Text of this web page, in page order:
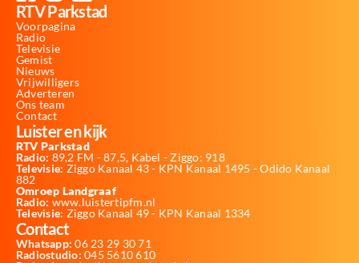
RTV Parkstad
Voorpagina
Radio
Televisie
Gemist
Nieuws
Vrijwilligers
Adverteren
Ons team
Contact
Luister en kijk
RTV Parkstad
Radio: 89,2 FM - 87,5, Kabel - Ziggo: 918
Televisie: Ziggo Kanaal 43 - KPN Kanaal 1495 - Odido Kanaal
882
Omroep Landgraaf
Radio: www.luistertipfm.nl
Televisie: Ziggo Kanaal 49 - KPN Kanaal 1334
Contact
Whatsapp: 06 23 29 30 71
Radiostudio: 045 5610 610